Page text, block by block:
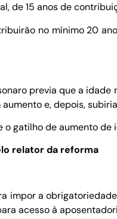
de 15 anos de
no mínimo 20
previa que a
e, depois,
gatilho de aumento
relator da reforma
impor a
acesso à